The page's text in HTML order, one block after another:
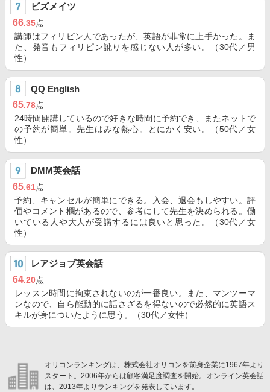
ビズメイツ
66.35点
講師はフィリピン人であったが、英語が非常に上手かった。ま
た、発音もフィリピン訛りを感じない人が多い。（30代／男
性）
QQ English
65.78点
24時間開講しているので好きな時間に予約でき、またネットで
の予約が簡単。先生はみな熱心。とにかく安い。（50代／女
性）
DMM英会話
65.61点
予約、キャンセルが簡単にできる。入会、退会もしやすい。評
価やコメント欄があるので、参考にして先生を決められる。働
いている人や大人が受講するには良いと思った。（30代／女
性）
レアジョブ英会話
64.20点
レッスン時間に拘束されないのが一番良い。また、マンツーマ
ンなので、自ら能動的に話さざるを得ないので必然的に英語ス
キルが身についたように思う。（30代／女性）
オリコンランキングは、株式会社オリコンを前身企業に1967年より
スタート。2006年からは顧客満足度調査を開始。オンライン英会話
は、2013年よりランキングを発表しています。